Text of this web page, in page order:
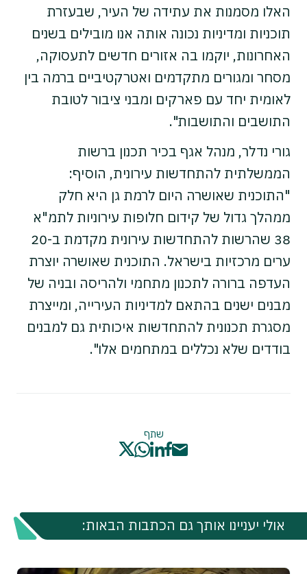
האלו מסמנות את עתידה של העיר, שבעזרת
תוכניות ומדיניות נכונה אותה אנו מובילים בשנים
האחרונות, יוקמו בה אזורים חדשים לתעסוקה,
מסחר ומגורים מתקדמים ואטרקטיביים ברמה בין
לאומית יחד עם פארקים ומבני ציבור לטובת
התושבים והתושבות".
גורי נדלר, מנהל אגף בכיר תכנון ברשות
הממשלתית להתחדשות עירונית, הוסיף:
"התוכנית שאושרה היום לרמת גן היא חלק
ממהלך גדול של קידום חלופות עירוניות לתמ"א
38 שהרשות להתחדשות עירונית מקדמת ב-20
ערים מרכזיות בישראל. התוכנית שאושרה יוצרת
העדפה ברורה לתכנון מתחמי ולהריסה ובניה של
מבנים ישנים בהתאם למדיניות העירייה, ומייצרת
מסגרת תכנונית להתחדשות איכותית גם למבנים
בודדים שלא נכללים במתחמים אלו".
שתף
אולי יעניינו אותך גם הכתבות הבאות: